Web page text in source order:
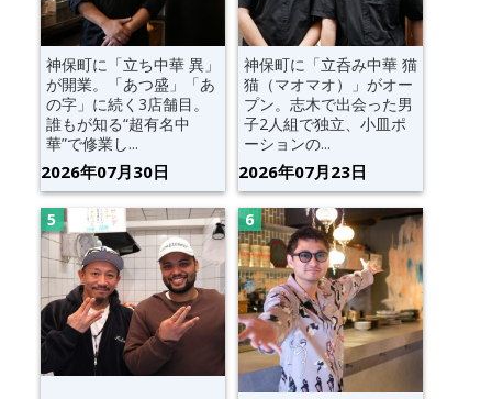
神保町に「立ち中華 異」
が開業。「あつ盛」「あ
の字」に続く3店舗目。
誰もが知る“超有名中
華”で修業し...
2026年07月30日
神保町に「立呑み中華 猫
猫（マオマオ）」がオー
プン。志木で出会った男
子2人組で独立、小皿ポ
ーションの...
2026年07月23日